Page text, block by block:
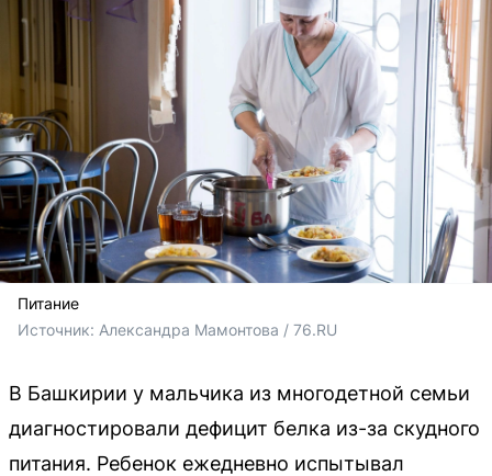
Питание
Источник: Александра Мамонтова / 76.RU
В Башкирии у мальчика из многодетной семьи
диагностировали дефицит белка из-за скудного
питания. Ребенок ежедневно испытывал